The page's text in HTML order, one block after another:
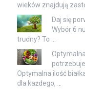
wieków znajdują
Daj się
Wybór 6
trudny? To …
Optymalna ilość
dla każdego, …